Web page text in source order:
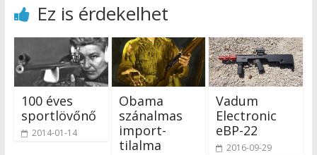
Ez is érdekelhet
100 éves
sportlövőnő
2014-01-14
Obama
szánalmas
import-
tilalma
Vadum
Electronic
eBP-22
2016-09-29